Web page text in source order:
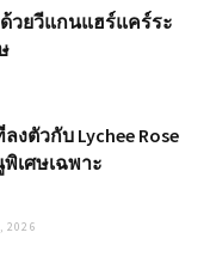
วยวีแกนแฮร์แคร์ระ
ตัวกับ Lychee Rose
พิเศษเฉพาะ
2026